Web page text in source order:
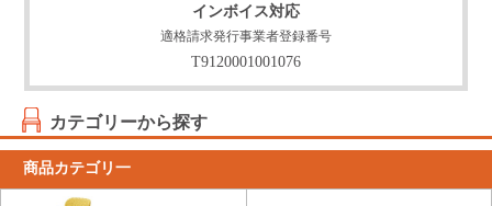
インボイス対応
適格請求発行事業者登録番号
T9120001001076
カテゴリーから探す
商品カテゴリ一